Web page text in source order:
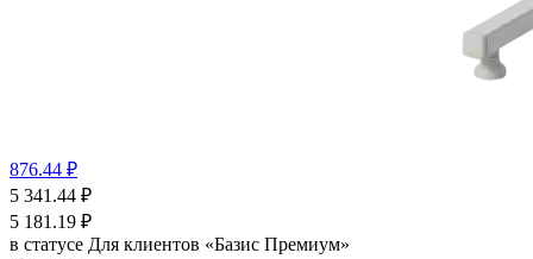
876.44 ₽
5 341.44 ₽
5 181.19 ₽
в статусе Для клиентов «Базис Премиум»